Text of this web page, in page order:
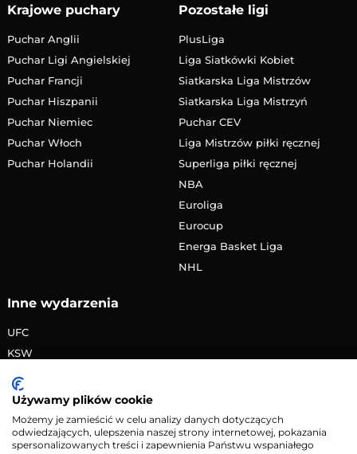
Krajowe puchary
Puchar Anglii
Puchar Ligi Angielskiej
Puchar Francji
Puchar Hiszpanii
Puchar Niemiec
Puchar Włoch
Puchar Holandii
Pozostałe ligi
PlusLiga
Liga Siatkówki Kobiet
Siatkarska Liga Mistrzów
Siatkarska Liga Mistrzyń
Puchar CEV
Liga Mistrzów piłki ręcznej
Superliga piłki ręcznej
NBA
Euroliga
Eurocup
Energa Basket Liga
NHL
Inne wydarzenia
UFC
KSW
PRIME MMA
Żużlowa Ekstraliga
Speedway Grand Prix
Używamy plików cookie
Możemy je zamieścić w celu analizy danych dotyczących
odwiedzających, ulepszenia naszej strony internetowej, pokazania
spersonalizowanych treści i zapewnienia Państwu wspaniałego